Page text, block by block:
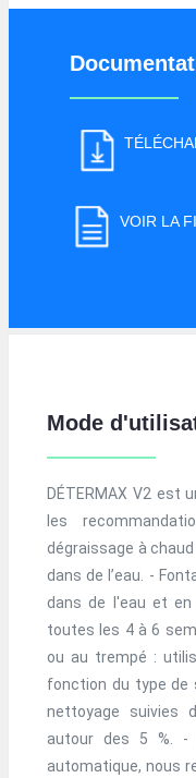
VOIR LA
Mode
DÉTERMAX V2 est
les
dégraissage à chaud
dans de l’eau. -
dans de l'eau et en
toutes les 4 à 6
ou au trempé :
fonction du type de
nettoyage suivies
autour des 5 %. -
automatique, nous